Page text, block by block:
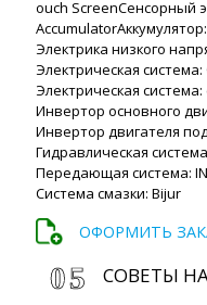
ouch ScreenСенсорный
Электрика низкого
Электрическая система:
Электрическая система:
Инвертор основного
Инвертор двигателя
Гидравлическая
Передающая система:
Система смазки: Bijur
ОФОРМИТЬ
СОВЕТЫ